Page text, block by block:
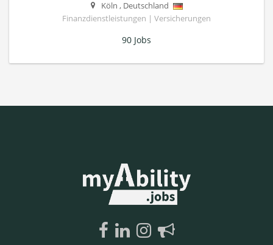
Köln , Deutschland
Finanzdienstleistungen | Versicherungen
90 Jobs